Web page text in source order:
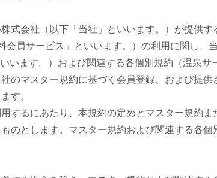
式会社（以下「当社」といいます。）が提供
会員サービス」といいます。）の利用に関し、
います。）および関連する各個別規約（温泉サ
のマスター規約に基づく会員登録、および提
す。
するにあたり、本規約の定めとマスター規約
のとします。マスター規約および関連する各個